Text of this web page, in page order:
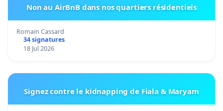
Non au AirBnB dans nos quartiers résidentiels
Romain Cassard
34 signatures
18 Jul 2026
Signez contre le kidnapping de Fiala & Maryam